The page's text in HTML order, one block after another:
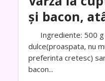
și bacon,
Ingrediente: 500 g
dulce(proaspata, nu
preferinta cretesc)
bacon...